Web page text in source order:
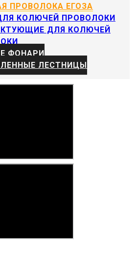
ПРОВОЛОКА ЕГОЗА
КОЛЮЧЕЙ ПРОВОЛОКИ
ДЛЯ КОЛЮЧЕЙ
ФОНАРИ
ЛЕСТНИЦЫ